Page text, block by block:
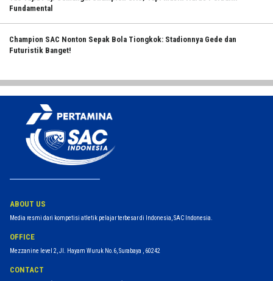
Fundamental
Champion SAC Nonton Sepak Bola Tiongkok: Stadionnya Gede dan
Futuristik Banget!
ABOUT US
Media resmi dari kompetisi atletik pelajar terbesar di Indonesia, SAC Indonesia.
OFFICE
Mezzanine level 2, Jl. Hayam Wuruk No.6, Surabaya , 60242
CONTACT